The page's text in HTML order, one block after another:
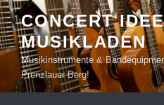
Zum
Inhalt
springen
CONCERT
MUSIKLADEN
Musikinstrumente &
Prenzlauer Berg!